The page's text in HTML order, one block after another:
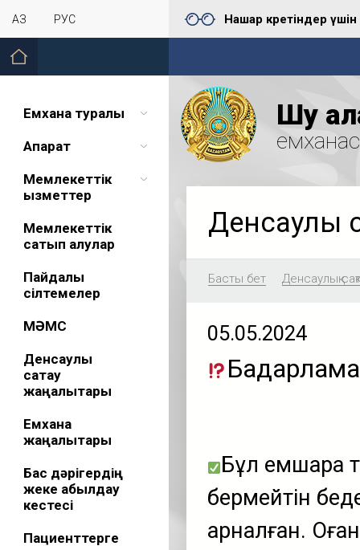
ҚАЗ РУС Нашар көретіндер үшін
Емхана туралы
Ақпарат
Мемлекеттік
қызметтер
Мемлекеттік
сатып алулар
Пайдалы
сілтемелер
МӘМС
Денсаулық
сақтау
жаңалықтары
Емхана
жаңалықтары
Бас дәрігердің
жеке қабылдау
кестесі
Пациенттерге
Шу
Денсаулық
Басты бет Денсаулық
05.05.2024
Бұл емшара
бермейтін
арналған. Оған